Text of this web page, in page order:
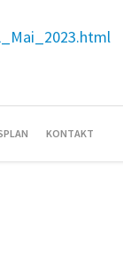
KONTAKT